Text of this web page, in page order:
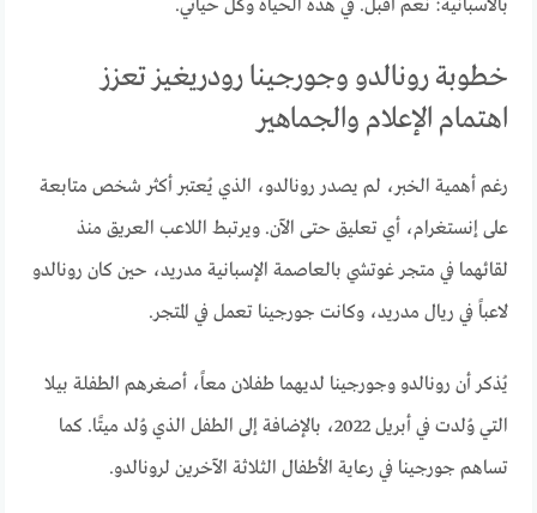
بالاسبانية: نعم أقبل. في هذه الحياة وكل حياتي.
خطوبة رونالدو وجورجينا رودريغيز تعزز
اهتمام الإعلام والجماهير
رغم أهمية الخبر، لم يصدر رونالدو، الذي يُعتبر أكثر شخص متابعة
على إنستغرام، أي تعليق حتى الآن. ويرتبط اللاعب العريق منذ
لقائهما في متجر غوتشي بالعاصمة الإسبانية مدريد، حين كان رونالدو
لاعباً في ريال مدريد، وكانت جورجينا تعمل في المتجر.
يُذكر أن رونالدو وجورجينا لديهما طفلان معاً، أصغرهم الطفلة بيلا
التي وُلدت في أبريل 2022، بالإضافة إلى الطفل الذي وُلد ميتًا. كما
تساهم جورجينا في رعاية الأطفال الثلاثة الآخرين لرونالدو.